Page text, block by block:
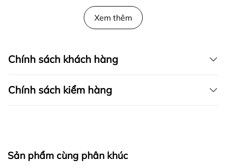
SẢN PHẨM ĐƯỢC THIẾT KẾ BỞI FAPAS
Xem thêm
Chính sách khách hàng
Chính sách kiểm hàng
Sản phẩm cùng phân khúc